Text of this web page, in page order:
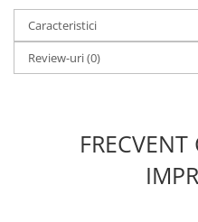
Caracteristici
Review-uri(0)